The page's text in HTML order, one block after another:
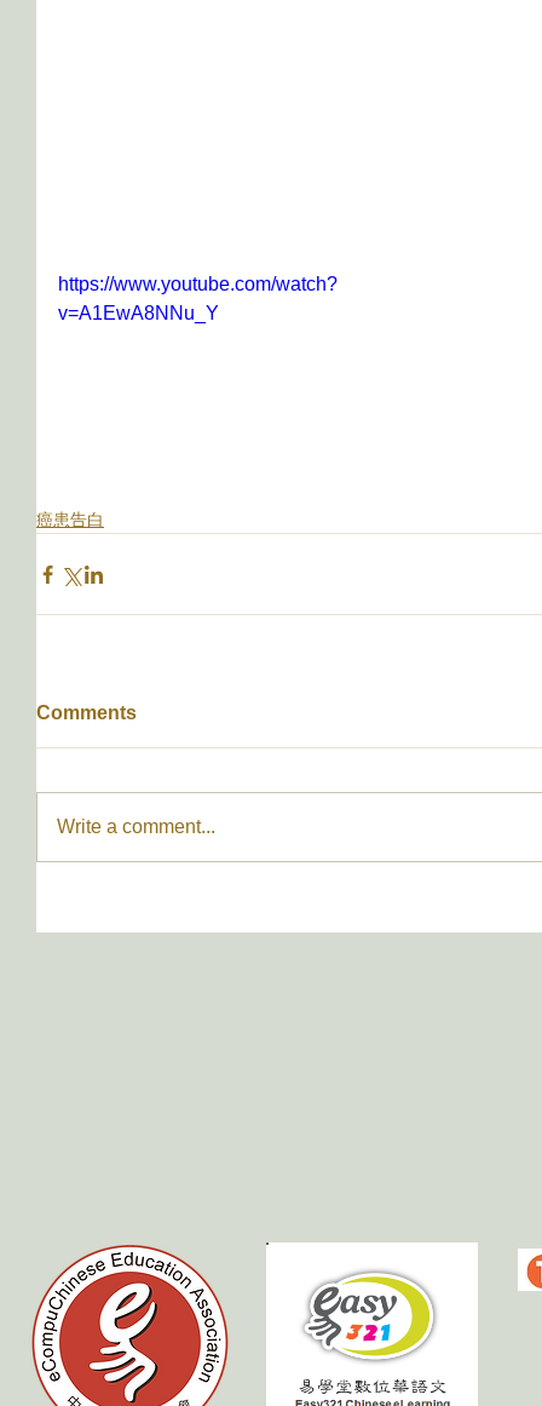
https://www.youtube.com/watch?
v=A1EwA8NNu_Y
癌患告白
Comments
Write a comment...